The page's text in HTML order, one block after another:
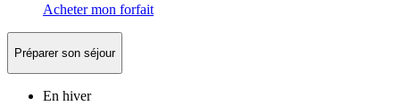
Acheter mon forfait
Préparer son séjour
En hiver